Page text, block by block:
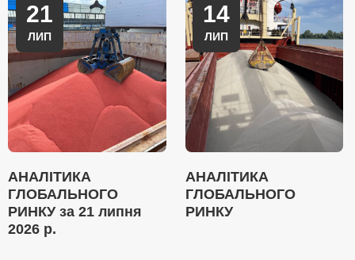
21
ЛИП
АНАЛІТИКА
ГЛОБАЛЬНОГО
РИНКУ за 21 липня
2026 р.
14
ЛИП
АНАЛІТИКА
ГЛОБАЛЬНОГО
РИНКУ